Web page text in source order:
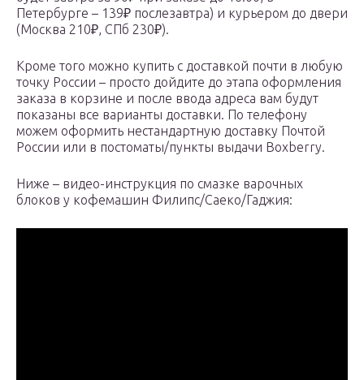
Петербурге – 139₽ послезавтра) и курьером до двери
(Москва 210₽, СПб 230₽).
Кроме того можно купить с доставкой почти в любую
точку России – просто дойдите до этапа оформления
заказа в корзине и после ввода адреса вам будут
показаны все варианты доставки. По телефону
можем оформить нестандартную доставку Почтой
России или в постоматы/пункты выдачи Boxberry.
Ниже – видео-инструкция по смазке варочных
блоков у кофемашин Филипс/Саеко/Гаджия: